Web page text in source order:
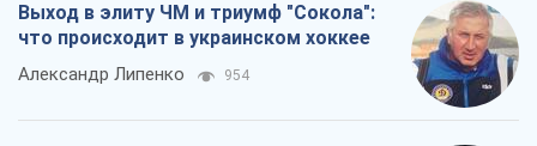
Выход в элиту ЧМ и триумф "Сокола":
что происходит в украинском хоккее
Александр Липенко 954